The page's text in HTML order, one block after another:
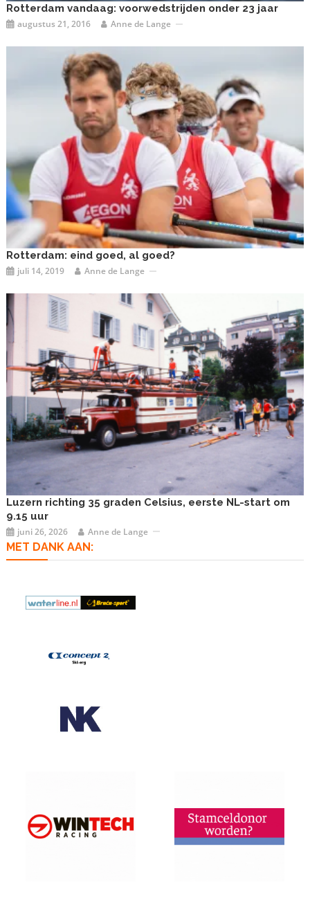
Rotterdam vandaag: voorwedstrijden onder 23 jaar
augustus 21, 2016 Anne de Lange
Rotterdam: eind goed, al goed?
juli 14, 2019 Anne de Lange
Luzern richting 35 graden Celsius, eerste NL-start om
9.15 uur
juni 26, 2026 Anne de Lange
MET DANK AAN: